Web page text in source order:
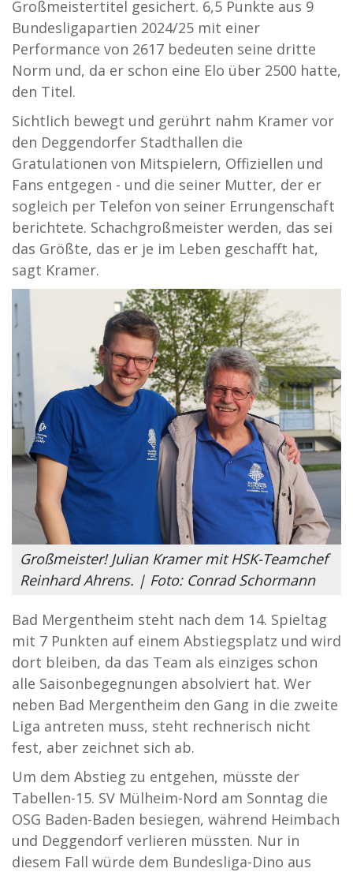
Großmeistertitel gesichert. 6,5 Punkte aus 9
Bundesligapartien 2024/25 mit einer
Performance von 2617 bedeuten seine dritte
Norm und, da er schon eine Elo über 2500 hatte,
den Titel.
Sichtlich bewegt und gerührt nahm Kramer vor
den Deggendorfer Stadthallen die
Gratulationen von Mitspielern, Offiziellen und
Fans entgegen - und die seiner Mutter, der er
sogleich per Telefon von seiner Errungenschaft
berichtete. Schachgroßmeister werden, das sei
das Größte, das er je im Leben geschafft hat,
sagt Kramer.
Großmeister! Julian Kramer mit HSK-Teamchef
Reinhard Ahrens. | Foto: Conrad Schormann
Bad Mergentheim steht nach dem 14. Spieltag
mit 7 Punkten auf einem Abstiegsplatz und wird
dort bleiben, da das Team als einziges schon
alle Saisonbegegnungen absolviert hat. Wer
neben Bad Mergentheim den Gang in die zweite
Liga antreten muss, steht rechnerisch nicht
fest, aber zeichnet sich ab.
Um dem Abstieg zu entgehen, müsste der
Tabellen-15. SV Mülheim-Nord am Sonntag die
OSG Baden-Baden besiegen, während Heimbach
und Deggendorf verlieren müssten. Nur in
diesem Fall würde dem Bundesliga-Dino aus